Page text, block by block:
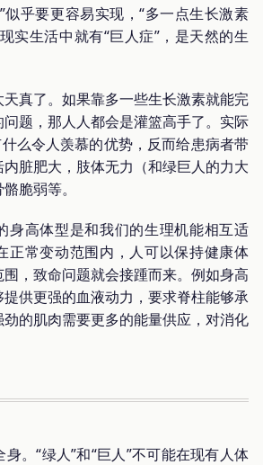
似乎要更容易实现，“多一点生长激素
实生活中就有“巨人症”，是天然的生
真了。如果靠多一些生长激素就能完
题，那人人都会是灌篮高手了。实际
么令人羡慕的优势，反而给患病者带
脏肥大，肢体无力（和绿巨人的力大
脆弱等。
身高体型是和我们的生理机能相互适
正常变动范围内，人可以保持健康体
，致命问题就会接踵而来。例如身高
供更强的血液动力，要求脊柱能够承
的肌肉需要更多的能量供应，对消化
。“绿人”和“巨人”不可能在现有人体